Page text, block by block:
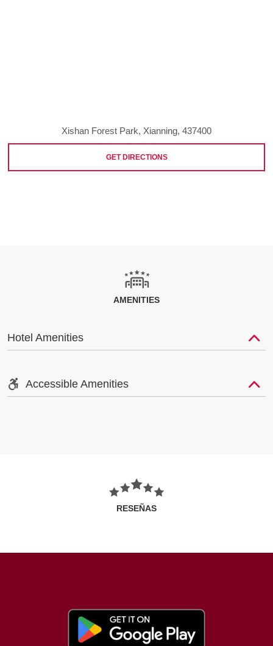
Xishan Forest Park, Xianning, 437400
GET DIRECTIONS
AMENITIES
Hotel Amenities
Accessible Amenities
RESEÑAS